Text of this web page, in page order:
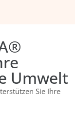
Umwelt
Sie Ihre